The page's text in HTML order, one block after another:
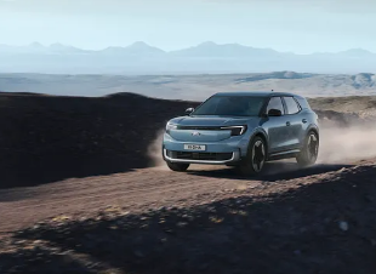
through Ford Next, and provides
through Ford Motor Credit
about 177,000 people worldwide.
about the company and its
available at